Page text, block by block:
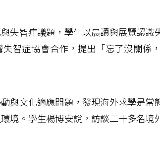
失智症議題，學生以晨讀與展覽認識
智症協會合作，提出「忘了沒關係
與文化適應問題，發現海外求學是常
境。學生楊博安說，訪談二十多名境